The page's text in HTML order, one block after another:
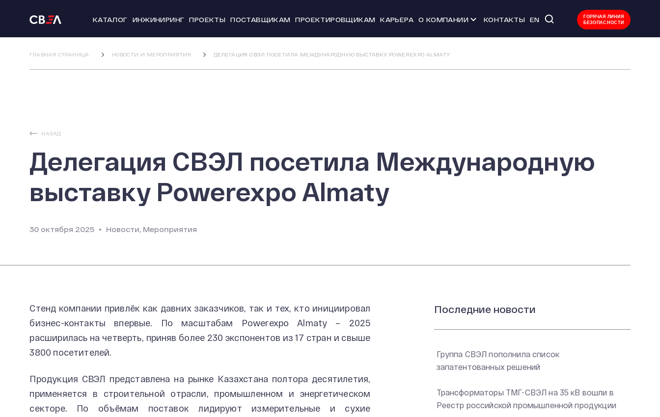
КАТАЛОГ ИНЖИНИРИНГ ПРОЕКТЫ ПОСТАВЩИКАМ ПРОЕКТИРОВЩИКАМ КАРЬЕРА О КОМПАНИИ КОНТАКТЫ EN
ГОРЯЧАЯ ЛИНИЯ
БЕЗОПАСНОСТИ
ГЛАВНАЯ СТРАНИЦА НОВОСТИ И МЕРОПРИЯТИЯ ДЕЛЕГАЦИЯ СВЭЛ ПОСЕТИЛА МЕЖДУНАРОДНУЮ ВЫСТАВКУ POWEREXPO ALMATY
НАЗАД
Делегация СВЭЛ посетила Международную
выставку Powerexpo Almaty
30 октября 2025 Новости, Мероприятия
Стенд компании привлёк как давних заказчиков, так и тех, кто инициировал
бизнес-контакты впервые. По масштабам Powerexpo Almaty – 2025
расширилась на четверть, приняв более 230 экспонентов из 17 стран и свыше
3800 посетителей.
Продукция СВЭЛ представлена на рынке Казахстана полтора десятилетия,
применяется в строительной отрасли, промышленном и энергетическом
секторе. По объёмам поставок лидируют измерительные и сухие
Последние новости
Группа СВЭЛ пополнила список
запатентованных решений
Трансформаторы ТМГ-СВЭЛ на 35 кВ вошли в
Реестр российской промышленной продукции